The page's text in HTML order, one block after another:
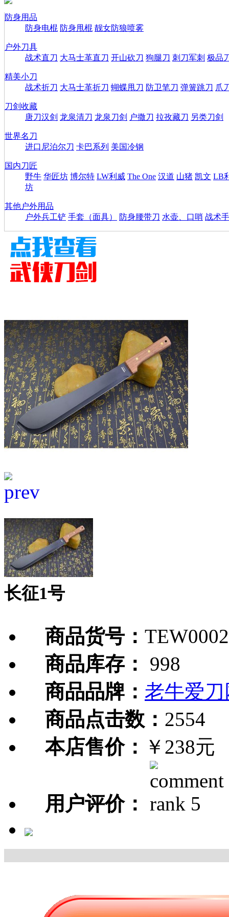
防身用品
防身电棍 防身甩棍 靓女防狼喷雾
户外刀具
战术直刀 大马士革直刀 开山砍刀 狗腿刀 刺刀军刺 极品
精美小刀
战术折刀 大马士革折刀 蝴蝶甩刀 防卫笔刀 弹簧跳刀 爪
刀剑收藏
唐刀汉剑 龙泉清刀 龙泉刀剑 户撒刀 拉孜藏刀 另类刀剑
世界名刀
进口尼泊尔刀 卡巴系列 美国冷钢
国内刀匠
野牛 华匠坊 博尔特 LW利威 The One 汉道 山猪 凯文 LB
坊
其他户外用品
户外兵工铲 手套（面具） 防身腰带刀 水壶、口哨 战术
长征1号
商品货号：
商品库存：
998
商品品牌： 老牛爱刀
商品点击数： 2554
本店售价： ￥238元
用户评价：